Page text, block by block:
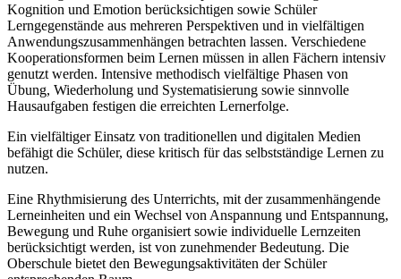
Kognition und Emotion berücksichtigen sowie Schüler
Lerngegenstände aus mehreren Perspektiven und in vielfältigen
Anwendungszusammenhängen betrachten lassen. Verschiedene
Kooperationsformen beim Lernen müssen in allen Fächern intensiv
genutzt werden. Intensive methodisch vielfältige Phasen von
Übung, Wiederholung und Systematisierung sowie sinnvolle
Hausaufgaben festigen die erreichten Lernerfolge.
Ein vielfältiger Einsatz von traditionellen und digitalen Medien
befähigt die Schüler, diese kritisch für das selbstständige Lernen zu
nutzen.
Eine Rhythmisierung des Unterrichts, mit der zusammenhängende
Lerneinheiten und ein Wechsel von Anspannung und Entspannung,
Bewegung und Ruhe organisiert sowie individuelle Lernzeiten
berücksichtigt werden, ist von zunehmender Bedeutung. Die
Oberschule bietet den Bewegungsaktivitäten der Schüler